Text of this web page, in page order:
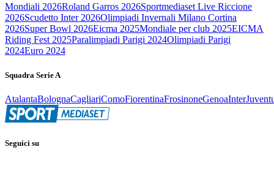
Mondiali 2026Roland Garros 2026Sportmediaset Live Riccione
2026Scudetto Inter 2026Olimpiadi Invernali Milano Cortina
2026Super Bowl 2026Eicma 2025Mondiale per club 2025EICMA
Riding Fest 2025Paralimpiadi Parigi 2024Olimpiadi Parigi
2024Euro 2024
Squadra Serie A
AtalantaBolognaCagliariComoFiorentinaFrosinoneGenoaInter
Seguici su